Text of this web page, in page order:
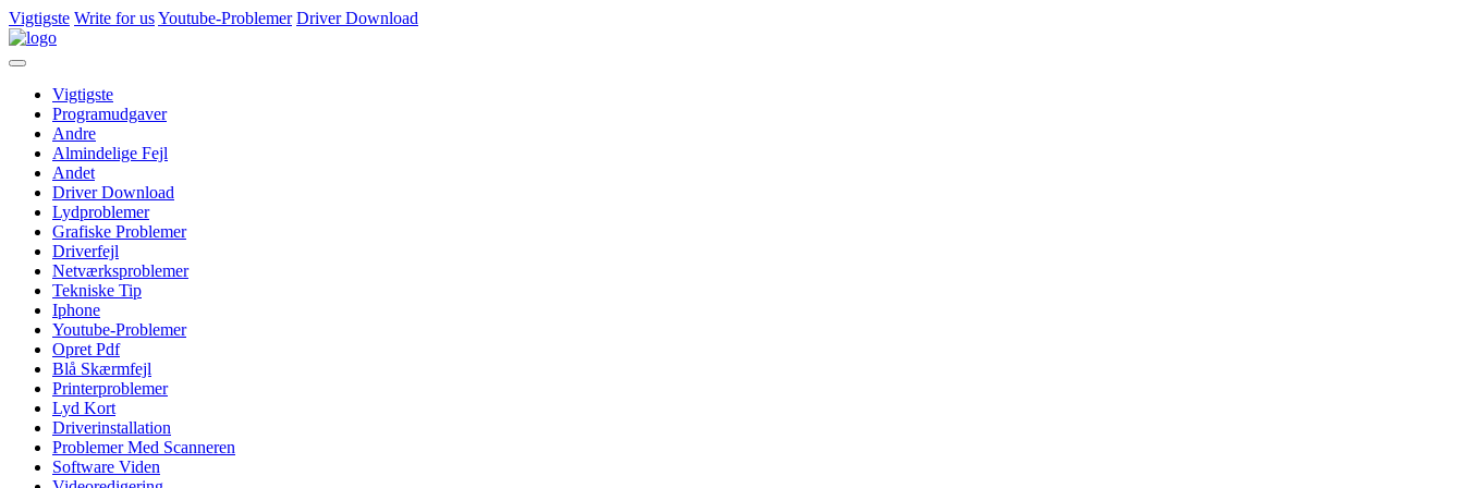
Vigtigste Write for usYoutube-Problemer Driver Download
Vigtigste
Programudgaver
Andre
Almindelige Fejl
Andet
Driver Download
Lydproblemer
Grafiske Problemer
Driverfejl
Netværksproblemer
Tekniske Tip
Iphone
Youtube-Problemer
Opret Pdf
Blå Skærmfejl
Printerproblemer
Lyd Kort
Driverinstallation
Problemer Med Scanneren
Software Viden